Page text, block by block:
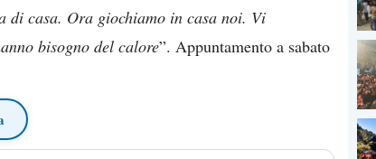
di casa. Ora giochiamo in casa noi. Vi
bisogno del calore”. Appuntamento a sabato